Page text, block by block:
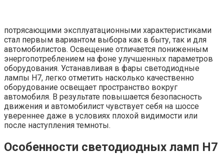
потрясающими эксплуатационными характеристиками
стал первым вариантом выбора как в быту, так и для
автомобилистов. Освещение отличается пониженным
энергопотреблением на фоне улучшенных параметров
оборудования. Устанавливая в фары светодиодные
лампы H7, легко отметить насколько качественно
оборудование освещает пространство вокруг
автомобиля. В результате повышается безопасность
движения и автомобилист чувствует себя на шоссе
увереннее даже в условиях плохой видимости или
после наступления темноты.
Особенности светодиодных ламп H7